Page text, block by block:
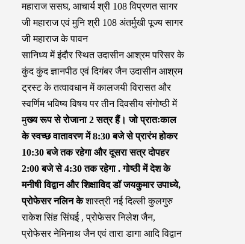
महाराज ससघ, आचार्य श्री 108 विप्रणत सागर
जी महाराज एवं मुनि श्री 108 अंतर्मुखी पूज्य सागर
जी महाराज के पावन
सानिध्य में इंदौर स्थित उदासीन आश्रम परिसर के
कुंद कुंद ज्ञानपीठ एवं दिगंबर जैन उदासीन आश्रम
ट्रस्ट के तत्वावधान में कालजयी विरासत और
स्वर्णिम भविष्य विषय पर तीन दिवसीय संगोष्ठी में
मुख्य रूप से रोजाना 2 सत्र हैं। जो प्रातःकाल
के स्वच्छ वातावरण में 8:30 बजे से प्रारंभ होकर
10:30 बजे तक रहेगा और दूसरा सत्र दोपहर
2:00 बजे से 4:30 तक रहेगा . गोष्ठी में देश के
मनीषी विद्वान और शिक्षाविद डॉ जयकुमार उपाध्ये,
प्रोफेसर नलिन केशास्त्री नई दिल्ली कुलगुरु
राकेश सिंह सिंघई , प्रोफेसर निलेश जैन,
प्रोफेसर नेमिनाथ जैन एवं तारा डागा आदि विद्वान